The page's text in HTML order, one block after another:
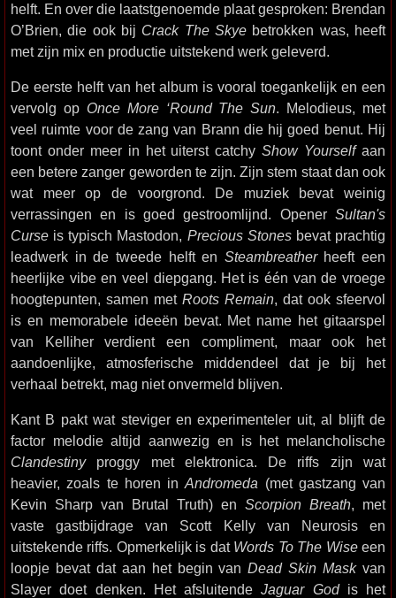
helft. En over die laatstgenoemde plaat gesproken: Brendan
O’Brien, die ook bij Crack The Skye betrokken was, heeft
met zijn mix en productie uitstekend werk geleverd.
De eerste helft van het album is vooral toegankelijk en een
vervolg op Once More ‘Round The Sun. Melodieus, met
veel ruimte voor de zang van Brann die hij goed benut. Hij
toont onder meer in het uiterst catchyShow Yourselfaan
een betere zanger geworden te zijn. Zijn stem staat dan ook
wat meer op de voorgrond. De muziek bevat weinig
verrassingen en is goed gestroomlijnd. Opener Sultan's
Curse is typisch Mastodon, Precious Stonesbevat prachtig
leadwerk in de tweede helft en Steambreatherheeft een
heerlijke vibe en veel diepgang. Het is één van de vroege
hoogtepunten, samen met Roots Remain, dat ook sfeervol
is en memorabele ideeën bevat. Met name het gitaarspel
van Kelliher verdient een compliment, maar ook het
aandoenlijke, atmosferische middendeel dat je bij het
verhaal betrekt, mag niet onvermeld blijven.
Kant B pakt wat steviger en experimenteler uit, al blijft de
factor melodie altijd aanwezig en is het melancholische
Clandestinyproggy met elektronica. De riffs zijn wat
heavier, zoals te horen inAndromeda (met gastzang van
Kevin Sharp van Brutal Truth) en Scorpion Breath, met
vaste gastbijdrage van Scott Kelly van Neurosis en
uitstekende riffs. Opmerkelijk is dat Words To The Wiseeen
loopje bevat dat aan het begin vanDead Skin Maskvan
Slayer doet denken. Het afsluitendeJaguar Godis het